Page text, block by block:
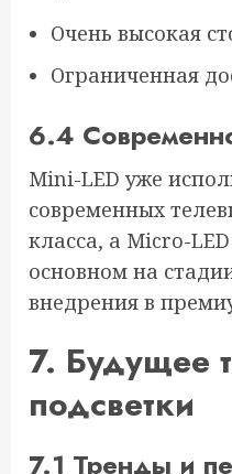
Очень высокая
Ограниченная
6.4
Mini-LED уже
современных
класса, а Micro-
основном на
внедрения в
7. Будущее
подсветки
7.1 Тренды и